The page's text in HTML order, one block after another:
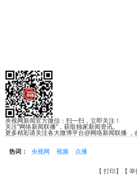
央视网新闻官方微信：扫一扫，立即关注！
关注"网络新闻联播"，获取独家新闻资讯。
更多精彩请关注各大微博平台@网络新闻联播 ，
热词： 央视网 视频 点播
【 打印 】【 举